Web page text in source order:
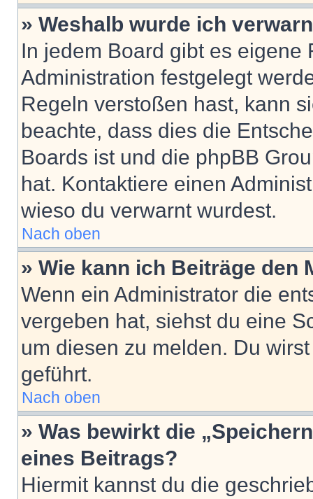
» Weshalb wurde ich
In jedem Board gibt es
Administration festgelegt
Regeln verstoßen hast, kann
beachte, dass dies die
Boards ist und die phpBB
hat. Kontaktiere einen
wieso du verwarnt wurdest.
Nach oben
» Wie kann ich Beiträge den
Wenn ein Administrator die
vergeben hat, siehst du eine
um diesen zu melden. Du
geführt.
Nach oben
» Was bewirkt die
eines Beitrags?
Hiermit kannst du die